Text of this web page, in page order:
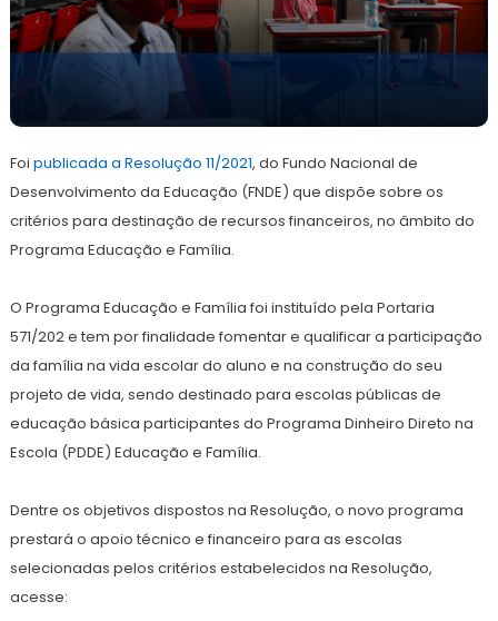
setembro
de
Foi publicada a Resolução 11/2021, do Fundo Nacional de
Desenvolvimento da Educação (FNDE) que dispõe sobre os
critérios para destinação de recursos financeiros, no âmbito do
Programa Educação e Família.
O Programa Educação e Família foi instituído pela Portaria
571/202 e tem por finalidade fomentar e qualificar a participação
da família na vida escolar do aluno e na construção do seu
projeto de vida, sendo destinado para escolas públicas de
educação básica participantes do Programa Dinheiro Direto na
Escola (PDDE) Educação e Família.
Dentre os objetivos dispostos na Resolução, o novo programa
prestará o apoio técnico e financeiro para as escolas
selecionadas pelos critérios estabelecidos na Resolução,
acesse: